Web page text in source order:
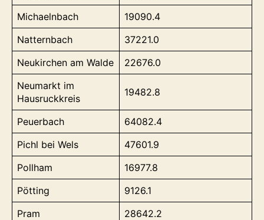
Michaelnbach
19090.4
Natternbach
37221.0
Neukirchen am Walde
22676.0
Neumarkt im
Hausruckkreis
19482.8
Peuerbach
64082.4
Pichl bei Wels
47601.9
Pollham
16977.8
Pötting
9126.1
Pram
28642.2